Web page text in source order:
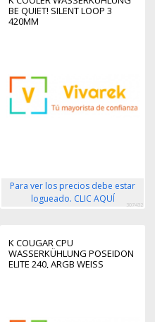
BE QUIET! SILENT LOOP 3
420MM
Para ver los precios debe estar
logueado. CLIC AQUÍ
307432
K COUGAR CPU
WASSERKÜHLUNG POSEIDON
ELITE 240, ARGB WEISS